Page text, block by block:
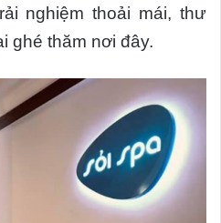
nghiệm thoải mái, thư
ghé thăm nơi đây.